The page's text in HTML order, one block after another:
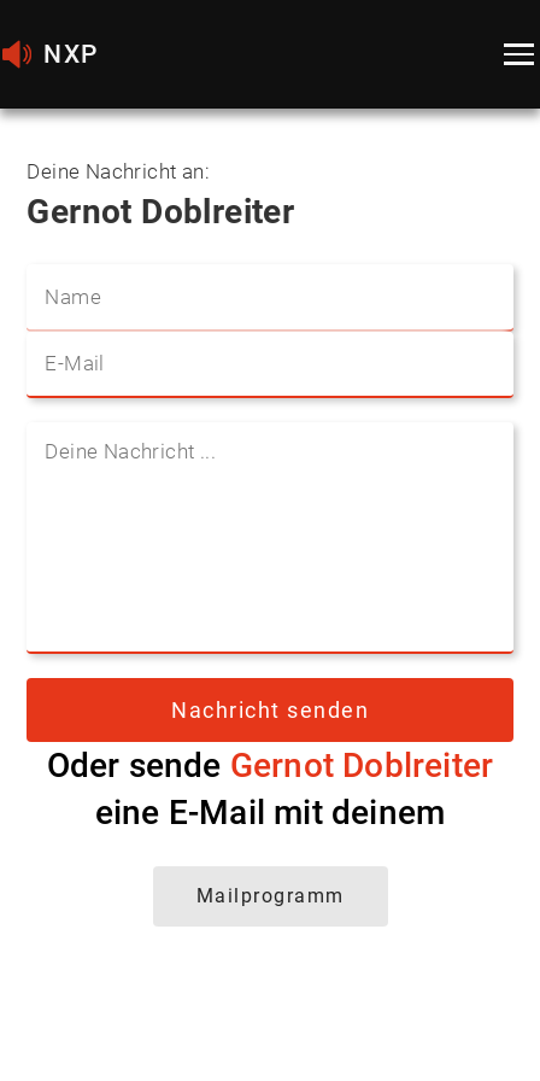
NXP
Deine Nachricht an:
Gernot Doblreiter
Oder sende Gernot Doblreiter
eine E-Mail mit deinem
Mailprogramm